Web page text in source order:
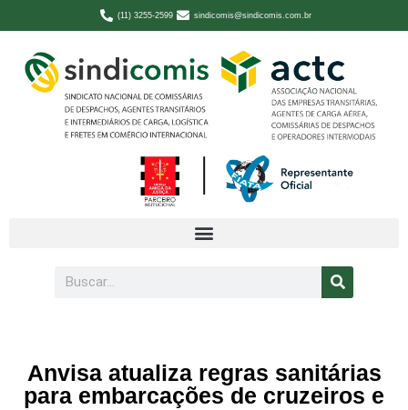
(11) 3255-2599 sindicomis@sindicomis.com.br
Anvisa atualiza regras sanitárias
para embarcações de cruzeiros e